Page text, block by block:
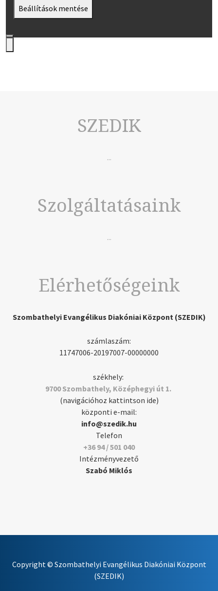
Beállítások mentése
SZEDIK
...
Szolgáltatásaink
...
Elérhetőségeink
Szombathelyi Evangélikus Diakóniai Központ (SZEDIK)
számlaszám:
11747006-20197007-00000000
székhely:
9700 Szombathely, Középhegyi út 1.
(navigációhoz kattintson ide)
központi e-mail:
info@szedik.hu
Telefon
+36 94 / 501 040
Intézményvezető
Szabó Miklós
Copyright © Szombathelyi Evangélikus Diakóniai Központ
(SZEDIK)